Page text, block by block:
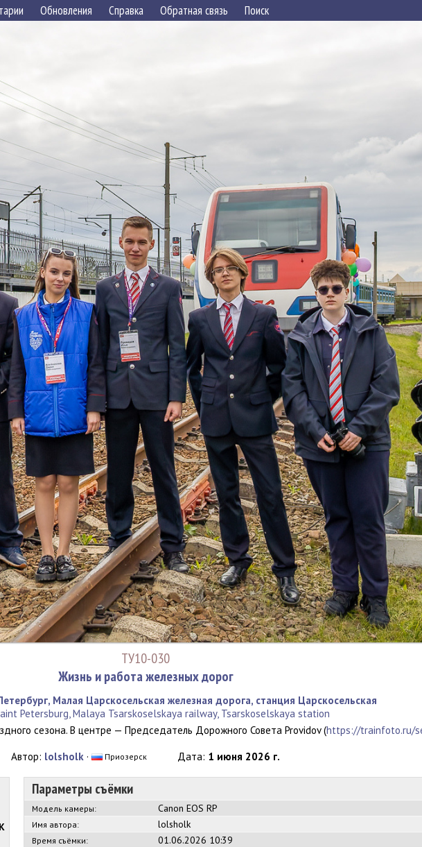
Обновления Справка Обратная связь Поиск
ТУ10-030
Жизнь и работа железных дорог
Малая Царскосельская железная дорога, станция Царскосельская
Petersburg, Malaya Tsarskoselskaya railway, Tsarskoselskaya station
сезона. В центре — Председатель Дорожного Совета Providov (https://trainfoto.ru/
Автор: lolsholk · Приозерск Дата: 1 июня 2026 г.
Параметры съёмки
Модель камеры: Canon EOS RP
Имя автора: lolsholk
Время съёмки: 01.06.2026 10:39